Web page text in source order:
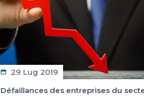
29 Lug 2019
Défaillances des entreprises du